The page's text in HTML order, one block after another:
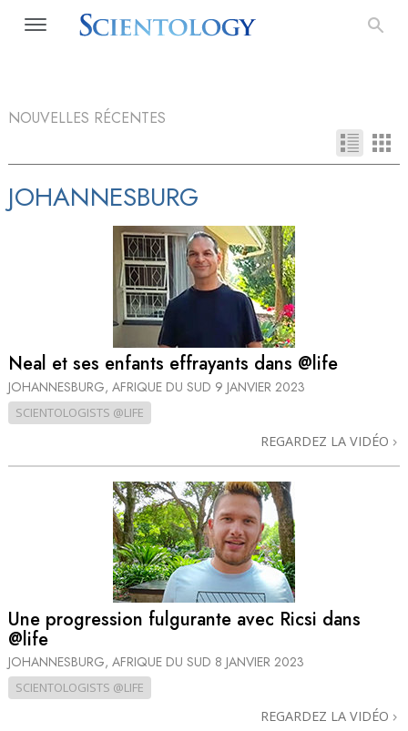
NOUVELLES RÉCENTES
JOHANNESBURG
Neal et ses enfants effrayants dans @life
JOHANNESBURG, AFRIQUE DU SUD 9 JANVIER 2023
SCIENTOLOGISTS @LIFE
REGARDEZ LA VIDÉO
Une progression fulgurante avec Ricsi dans
@life
JOHANNESBURG, AFRIQUE DU SUD 8 JANVIER 2023
SCIENTOLOGISTS @LIFE
REGARDEZ LA VIDÉO